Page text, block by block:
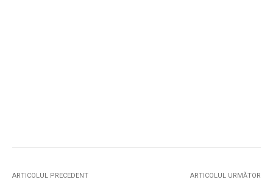
ARTICOLUL PRECEDENT ARTICOLUL URMĂTOR